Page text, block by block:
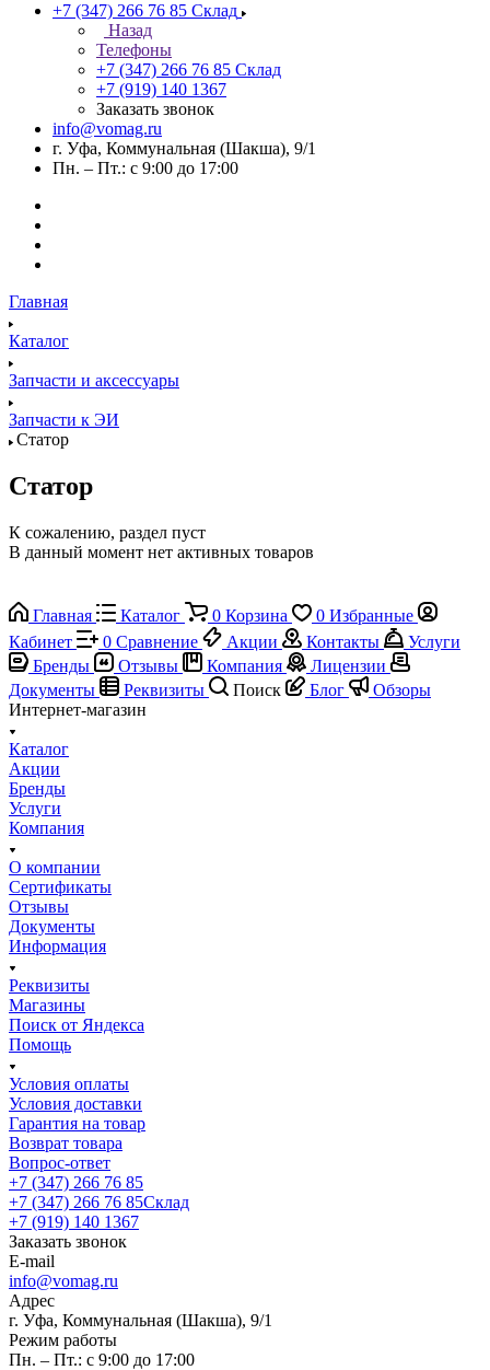
+7 (347) 266 76 85 Склад
Назад
Телефоны
+7 (347) 266 76 85 Склад
+7 (919) 140 1367
Заказать звонок
info@vomag.ru
г. Уфа, Коммунальная (Шакша), 9/1
Пн. – Пт.: с 9:00 до 17:00
Главная
Каталог
Запчасти и аксессуары
Запчасти к ЭИ
Статор
Статор
К сожалению, раздел пуст
В данный момент нет активных товаров
Главная Каталог 0 Корзина 0 Избранные
Кабинет
0 Сравнение Акции Контакты
Услуги
Бренды
Отзывы Компания
Лицензии
Документы
Реквизиты Поиск Блог
Обзоры
Интернет-магазин
Каталог
Акции
Бренды
Услуги
Компания
О компании
Сертификаты
Отзывы
Документы
Информация
Реквизиты
Магазины
Поиск от Яндекса
Помощь
Условия оплаты
Условия доставки
Гарантия на товар
Возврат товара
Вопрос-ответ
+7 (347) 266 76 85
+7 (347) 266 76 85Склад
+7 (919) 140 1367
Заказать звонок
E-mail
info@vomag.ru
Адрес
г. Уфа, Коммунальная (Шакша), 9/1
Режим работы
Пн. – Пт.: с 9:00 до 17:00